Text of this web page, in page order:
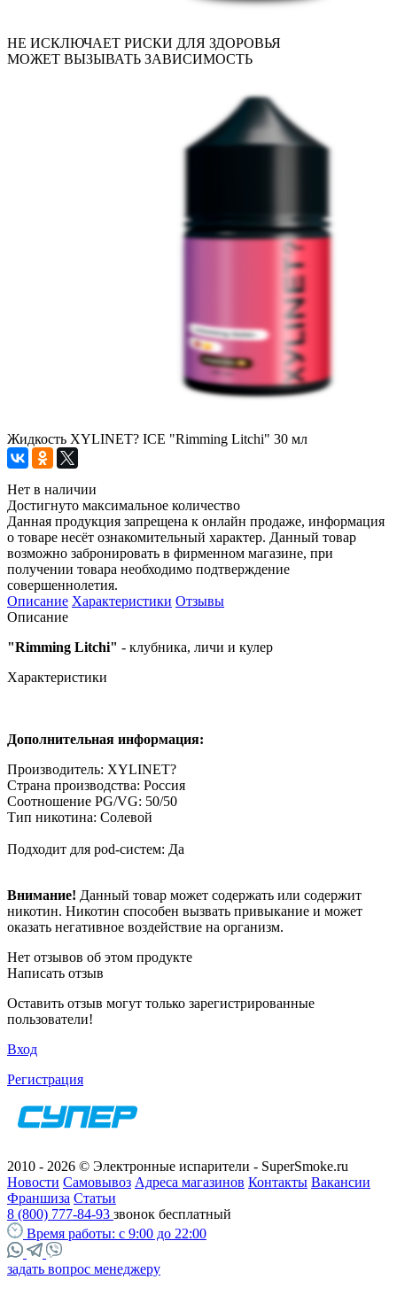
НЕ ИСКЛЮЧАЕТ РИСКИ ДЛЯ ЗДОРОВЬЯ
МОЖЕТ ВЫЗЫВАТЬ ЗАВИСИМОСТЬ
Жидкость XYLINET? ICE "Rimming Litchi" 30 мл
Нет в наличии
Достигнуто максимальное количество
Данная продукция запрещена к онлайн продаже, информация
о товаре несёт ознакомительный характер. Данный товар
возможно забронировать в фирменном магазине, при
получении товара необходимо подтверждение
совершеннолетия.
Описание Характеристики Отзывы
Описание
"Rimming Litchi" - клубника, личи и кулер
Характеристики
Дополнительная информация:
Производитель: XYLINET?
Страна производства: Россия
Соотношение PG/VG: 50/50
Тип никотина: Солевой
Подходит для pod-систем: Да
Внимание! Данный товар может содержать или содержит
никотин. Никотин способен вызвать привыкание и может
оказать негативное воздействие на организм.
Нет отзывов об этом продукте
Написать отзыв
Оставить отзыв могут только зарегистрированные
пользователи!
Вход
Регистрация
2010 - 2026 © Электронные испарители - SuperSmoke.ru
Новости Самовывоз Адреса магазинов Контакты Вакансии
Франшиза Статьи
8 (800) 777-84-93 звонок бесплатный
Время работы: с 9:00 до 22:00
задать вопрос менеджеру